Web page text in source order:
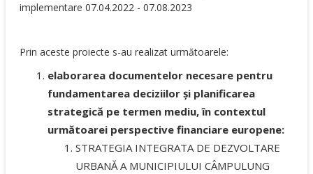
implementare 07.04.2022 - 07.08.2023
Prin aceste proiecte s-au realizat următoarele:
elaborarea documentelor necesare pentru
fundamentarea deciziilor și planificarea
strategică pe termen mediu, în contextul
următoarei perspective financiare europene:
STRATEGIA INTEGRATA DE DEZVOLTARE
URBANĂ A MUNICIPIULUI CÂMPULUNG